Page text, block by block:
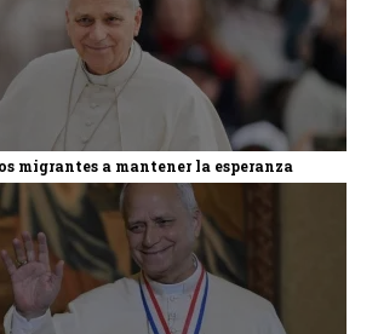
migrantes a mantener la esperanza